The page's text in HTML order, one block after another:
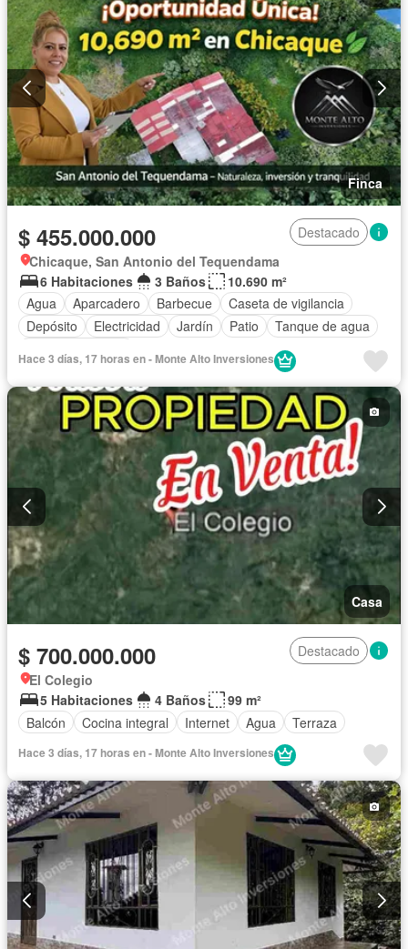
Finca
$ 455.000.000
Destacado
Chicaque, San Antonio del Tequendama
6 Habitaciones
3 Baños
10.690 m²
Agua
Aparcadero Barbecue
Caseta de vigilancia
Depósito
Electricidad Jardín Patio
Tanque de agua
Hace 3 días, 17 horas en - Monte Alto Inversiones
Casa
$ 700.000.000
Destacado
El Colegio
5 Habitaciones
4 Baños
99 m²
Balcón
Cocina integral Internet Agua Terraza
Hace 3 días, 17 horas en - Monte Alto Inversiones